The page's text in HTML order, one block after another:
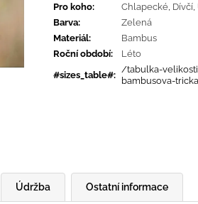
Pro koho: Chlapecké Dívčí
Barva:
Zelená
Materiál:
Bambus
Roční období:
Léto
#sizes_table#:
/tabulka-
bambusova-
Ostatní informace
Údržba